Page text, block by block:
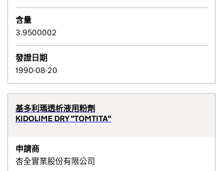
含量
3.9500002
發證日期
1990-08-20
基多利瑪透析液用粉劑
KIDOLIME DRY "TOMTITA"
申請商
杏全實業股份有限公司